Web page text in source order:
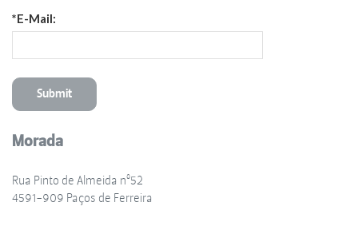
*E-Mail:
Morada
Rua Pinto de Almeida nº52
4591-909 Paços de Ferreira